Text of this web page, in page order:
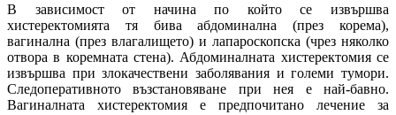
В зависимост от начина по който се извършва
хистеректомията тя бива абдоминална (през корема),
вагинална (през влагалището) и лапароскопска (чрез няколко
отвора в коремната стена). Абдоминалната хистеректомия се
извършва при злокачествени заболявания и големи тумори.
Следоперативното възстановяване при нея е най-бавно.
Вагиналната хистеректомия е предпочитано лечение за